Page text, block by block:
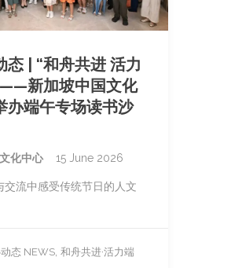
态 | “和舟共进 活力
新加坡中国文化
办端午专场读书沙
化中心 15 June 2026
交流中感受传统节日的人文
态 NEWS 和舟共进·活力端